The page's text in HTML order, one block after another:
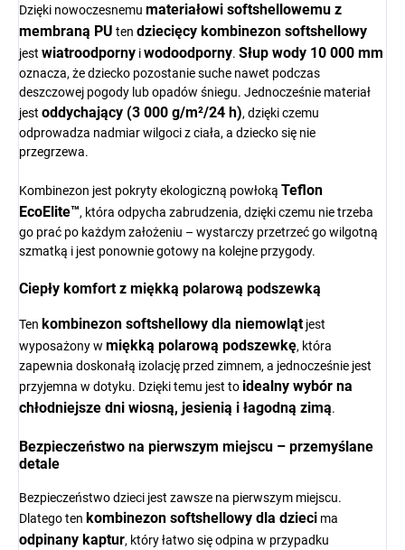
Dzięki nowoczesnemu materiałowi softshellowemu z
membraną PU ten dziecięcy kombinezon softshellowy
jest wiatroodporny iwodoodporny. Słup wody 10 000 mm
oznacza, że dziecko pozostanie suche nawet podczas
deszczowej pogody lub opadów śniegu. Jednocześnie materiał
jest oddychający (3 000 g/m²/24 h), dzięki czemu
odprowadza nadmiar wilgoci z ciała, a dziecko się nie
przegrzewa.
Kombinezon jest pokryty ekologiczną powłoką Teflon
EcoElite™, która odpycha zabrudzenia, dzięki czemu nie trzeba
go prać po każdym założeniu – wystarczy przetrzeć go wilgotną
szmatką i jest ponownie gotowy na kolejne przygody.
Ciepły komfort z miękką polarową podszewką
Ten kombinezon softshellowy dla niemowlątjest
wyposażony w miękką polarową podszewkę, która
zapewnia doskonałą izolację przed zimnem, a jednocześnie jest
przyjemna w dotyku. Dzięki temu jest to idealny wybór na
chłodniejsze dni wiosną, jesienią i łagodną zimą.
Bezpieczeństwo na pierwszym miejscu – przemyślane
detale
Bezpieczeństwo dzieci jest zawsze na pierwszym miejscu.
Dlatego ten kombinezon softshellowy dla dzieci ma
odpinany kaptur, który łatwo się odpina w przypadku